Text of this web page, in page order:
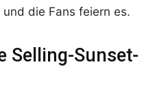
die Fans feiern es.
Selling-Sunset-